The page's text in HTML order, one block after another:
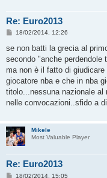
Re: Euro2013
M
s
a
g
i
o
18/02/2014, 12:26
se non batti la grecia al
secondo "anche perdendole
ma non è il fatto di
giocatore nba e che in nba
titolo...nessuna nazionale al
nelle convocazioni..sfido a
Mikele
Most Valuable Player
Re: Euro2013
M18/02/2014, 15:05